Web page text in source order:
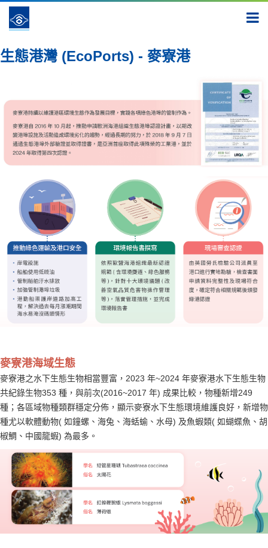
連結 社會新價值
寮港
生態港灣 (EcoPorts) - 麥寮港
麥寮港海域生態
麥寮港之水下生態生物相當豐富，2023 年~2024 年麥寮港水下生態生物
共紀錄生物353 種，與前次(2016~2017 年) 成果比較，物種新增249
種；各區域物種類群穩定分佈，顯示麥寮水下生態環境維護良好，新增物
種尤以軟體動物( 如鐘螺、海兔、海蛞蝓、水母) 及魚蝦類( 如蝴蝶魚、胡
椒鯛、中國龍蝦) 為最多。